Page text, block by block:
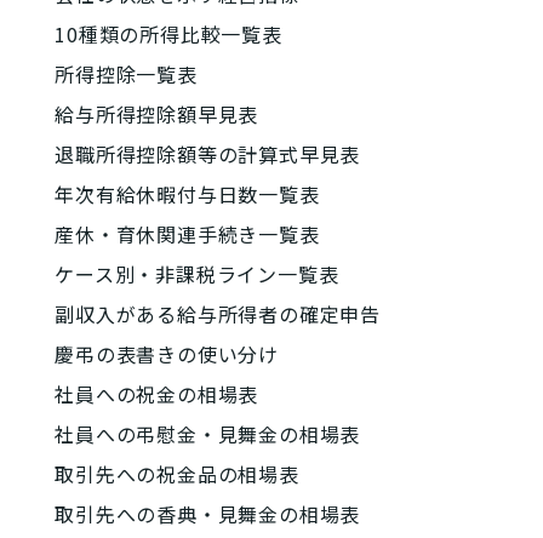
10種類の所得比較一覧表
所得控除一覧表
給与所得控除額早見表
退職所得控除額等の計算式早見表
年次有給休暇付与日数一覧表
産休・育休関連手続き一覧表
ケース別・非課税ライン一覧表
副収入がある給与所得者の確定申告
慶弔の表書きの使い分け
社員への祝金の相場表
社員への弔慰金・見舞金の相場表
取引先への祝金品の相場表
取引先への香典・見舞金の相場表